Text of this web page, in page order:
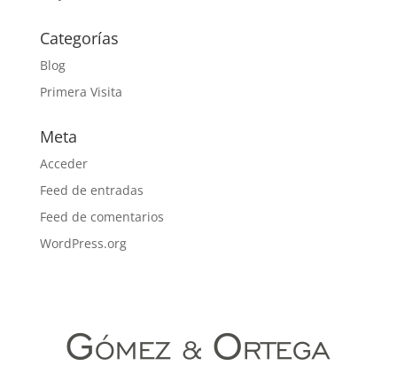
Categorías
Blog
Primera Visita
Meta
Acceder
Feed de entradas
Feed de comentarios
WordPress.org